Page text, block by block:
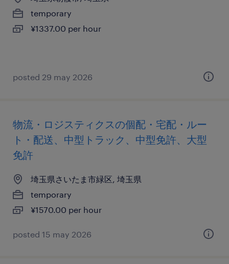
temporary
¥1337.00 per hour
posted 29 may 2026
物流・ロジスティクスの個配・宅配・ルー
ト・配送、中型トラック、中型免許、大型
免許
埼玉県さいたま市緑区, 埼玉県
temporary
¥1570.00 per hour
posted 15 may 2026